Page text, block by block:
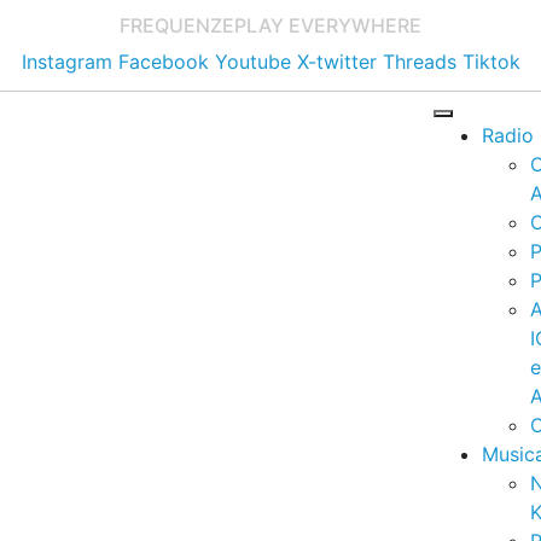
FREQUENZEPLAY EVERYWHERE
Instagram Facebook Youtube X-twitter Threads Tiktok
Radio
e